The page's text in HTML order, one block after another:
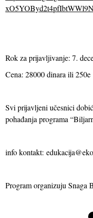
Rok za prijavljivanje: 7.
Cena: 28000 dinara ili 250e
Svi prijavljeni učesnici
pohađanja programa
info kontakt:
Program organizuju